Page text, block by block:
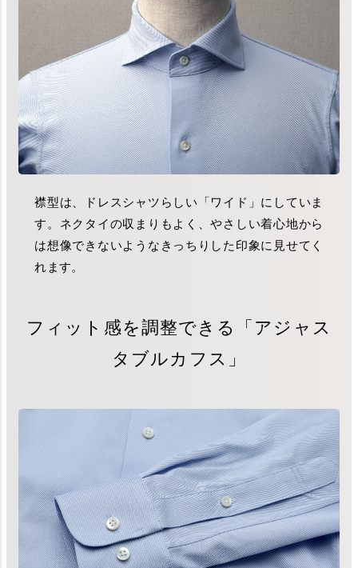
襟型は、ドレスシャツらしい「ワイド」にしていま
す。ネクタイの収まりもよく、やさしい着心地から
は想像できないようなきっちりした印象に見せてく
れます。
フィット感を調整できる「アジャス
タブルカフス」